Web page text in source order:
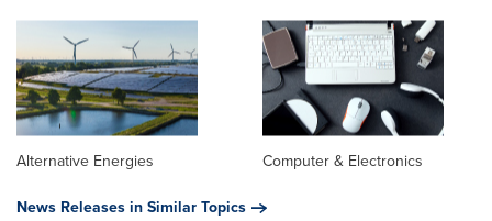
Alternative Energies
Computer & Electronics
News Releases in Similar Topics